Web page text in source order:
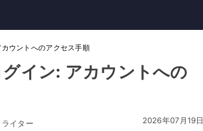
ウントへのアクセス手順
イン: アカウントへの
イター
2026年07月19日